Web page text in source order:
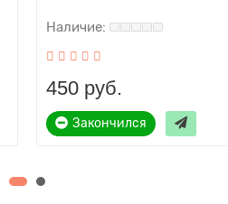
450 руб.
Закончился